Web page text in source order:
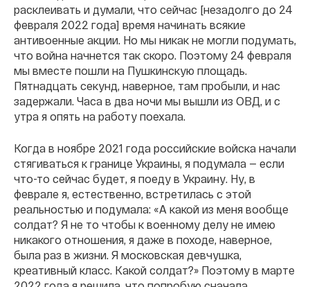
расклеивать и думали, что сейчас [незадолго до 24
февраля 2022 года] время начинать всякие
антивоенные акции. Но мы никак не могли подумать,
что война начнется так скоро. Поэтому 24 февраля
мы вместе пошли на Пушкинскую площадь.
Пятнадцать секунд, наверное, там пробыли, и нас
задержали. Часа в два ночи мы вышли из ОВД, и с
утра я опять на работу поехала.
Когда в ноябре 2021 года российские войска начали
стягиваться к границе Украины, я подумала — если
что-то сейчас будет, я поеду в Украину. Ну, в
феврале я, естественно, встретилась с этой
реальностью и подумала: «А какой из меня вообще
солдат? Я не то чтобы к военному делу не имею
никакого отношения, я даже в походе, наверное,
была раз в жизни. Я московская девчушка,
креативный класс. Какой солдат?» Поэтому в марте